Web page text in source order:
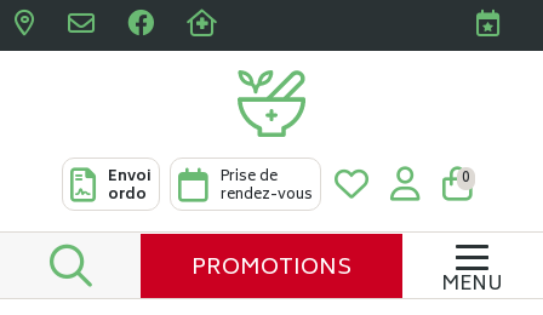
Pharmacies Clabots &
Envoi
ordo
Prise de
rendez-vous
0
PROMOTIONS MENU